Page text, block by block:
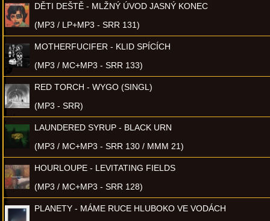
DĚTI DEŠTĚ - MLŽNÝ ÚVOD JASNÝ KONEC
(MP3 / LP+MP3 - SRR 131)
MOTHERFUCIFER - KLID SPÍCÍCH
(MP3 / MC+MP3 - SRR 133)
RED TORCH - WYGO (SINGL)
(MP3 - SRR)
LAUNDERED SYRUP - BLACK URN
(MP3 / MC+MP3 - SRR 130 / MMM 21)
HOURLOUPE - LEVITATING FIELDS
(MP3 / MC+MP3 - SRR 128)
PLANETY - MÁME RUCE HLUBOKO VE VODÁCH